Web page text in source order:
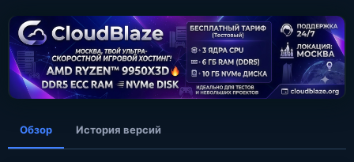
о
з
д
а
н
и
я
Обзор История версий